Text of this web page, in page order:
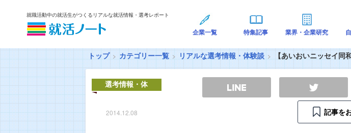
就職活動中の就活生がつくるリアルな就活情報・選考レポート
企業一覧 特集記事 業界・企業研究
トップ カテゴリー一覧 リアルな選考情報・体験談 【あいおいニッセイ
選考情報・体
2014.12.08 記事を